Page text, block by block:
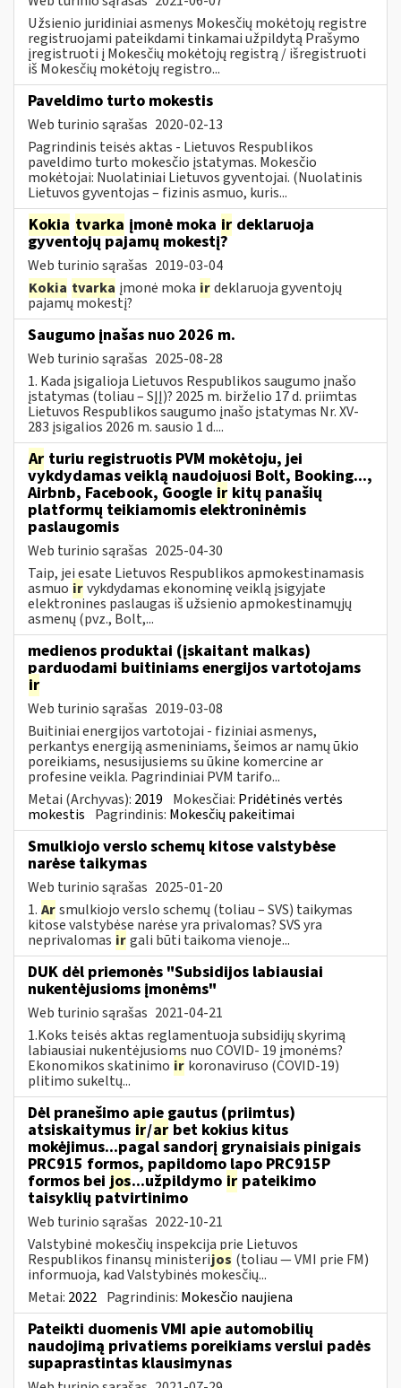
Užsienio juridiniai asmenys Mokesčių mokėtojų registre
registruojami pateikdami tinkamai užpildytą Prašymo
įregistruoti į Mokesčių mokėtojų registrą / išregistruoti
iš Mokesčių mokėtojų registro...
Paveldimo turto mokestis
Web turinio sąrašas 2020-02-13
Pagrindinis teisės aktas - Lietuvos Respublikos
paveldimo turto mokesčio įstatymas. Mokesčio
mokėtojai: Nuolatiniai Lietuvos gyventojai. (Nuolatinis
Lietuvos gyventojas – fizinis asmuo, kuris...
Kokia tvarka įmonė moka ir deklaruoja
gyventojų pajamų mokestį?
Web turinio sąrašas 2019-03-04
Kokia tvarka įmonė moka irdeklaruoja gyventojų
pajamų mokestį?
Saugumo įnašas nuo 2026 m.
Web turinio sąrašas 2025-08-28
1. Kada įsigalioja Lietuvos Respublikos saugumo įnašo
įstatymas (toliau – SĮĮ)? 2025 m. birželio 17 d. priimtas
Lietuvos Respublikos saugumo įnašo įstatymas Nr. XV-
283 įsigalios 2026 m. sausio 1 d....
Ar turiu registruotis PVM mokėtoju, jei
vykdydamas veiklą naudojuosi Bolt, Booking...,
Airbnb, Facebook, Google ir kitų panašių
platformų teikiamomis elektroninėmis
paslaugomis
Web turinio sąrašas 2025-04-30
Taip, jei esate Lietuvos Respublikos apmokestinamasis
asmuo irvykdydamas ekonominę veiklą įsigyjate
elektronines paslaugas iš užsienio apmokestinamųjų
asmenų (pvz., Bolt,...
medienos produktai (įskaitant malkas)
parduodami buitiniams energijos vartotojams
ir
Web turinio sąrašas 2019-03-08
Buitiniai energijos vartotojai - fiziniai asmenys,
perkantys energiją asmeniniams, šeimos ar namų ūkio
poreikiams, nesusijusiems su ūkine komercine ar
profesine veikla. Pagrindiniai PVM tarifo...
Metai (Archyvas): 2019 Mokesčiai: Pridėtinės vertės
mokestis Pagrindinis: Mokesčių pakeitimai
Smulkiojo verslo schemų kitose valstybėse
narėse taikymas
Web turinio sąrašas 2025-01-20
1. Arsmulkiojo verslo schemų (toliau – SVS) taikymas
kitose valstybėse narėse yra privalomas? SVS yra
neprivalomas irgali būti taikoma vienoje...
DUK dėl priemonės "Subsidijos labiausiai
nukentėjusioms įmonėms"
Web turinio sąrašas 2021-04-21
1.Koks teisės aktas reglamentuoja subsidijų skyrimą
labiausiai nukentėjusioms nuo COVID- 19 įmonėms?
Ekonomikos skatinimo ir koronaviruso (COVID-19)
plitimo sukeltų...
Dėl pranešimo apie gautus (priimtus)
atsiskaitymus ir/ar bet kokius kitus
mokėjimus...pagal sandorį grynaisiais pinigais
PRC915 formos, papildomo lapo PRC915P
formos bei jos...užpildymo ir pateikimo
taisyklių patvirtinimo
Web turinio sąrašas 2022-10-21
Valstybinė mokesčių inspekcija prie Lietuvos
Respublikos finansų ministerijos (toliau ― VMI prie FM)
informuoja, kad Valstybinės mokesčių...
Metai: 2022 Pagrindinis: Mokesčio naujiena
Pateikti duomenis VMI apie automobilių
naudojimą privatiems poreikiams verslui padės
supaprastintas klausimynas